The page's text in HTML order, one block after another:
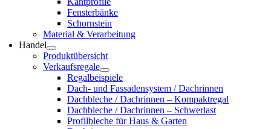
Fens­ter­bän­ke
Schorn­stein
Mate­ri­al & Ver­ar­bei­tung
Han­del
Pro­dukt­über­sicht
Ver­kaufs­re­ga­le
Regal­bei­spie­le
Dach- und Fas­sa­den­sys­tem / Dach­rin­nen
Dach­ble­che / Dach­rin­nen – Kom­pakt­re­gal
Dach­ble­che / Dach­rin­nen – Schwer­last
Pro­fil­ble­che für Haus & Gar­ten